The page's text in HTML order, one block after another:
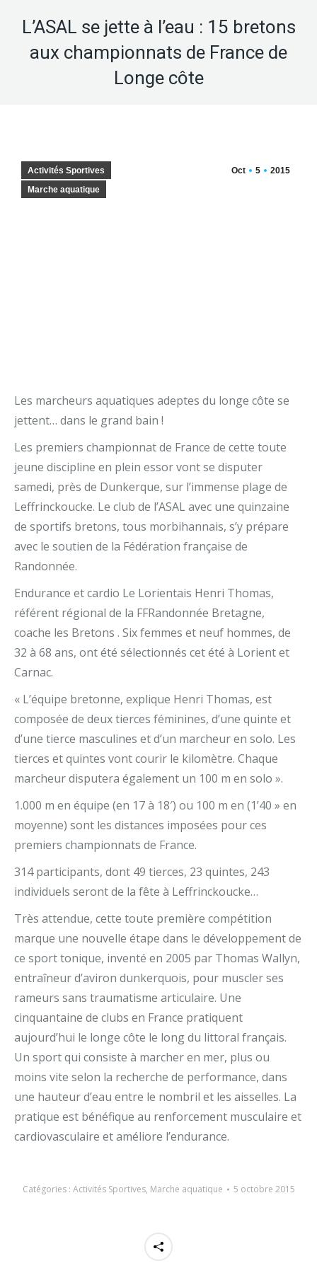
L’ASAL se jette à l’eau : 15 bretons
aux championnats de France de
Longe côte
Oct 5 2015
Activités Sportives
Marche aquatique
Les marcheurs aquatiques adeptes du longe côte se
jettent… dans le grand bain !
Les premiers championnat de France de cette toute
jeune discipline en plein essor vont se disputer
samedi, près de Dunkerque, sur l’immense plage de
Leffrinckoucke. Le club de l’ASAL avec une quinzaine
de sportifs bretons, tous morbihannais, s’y prépare
avec le soutien de la Fédération française de
Randonnée.
Endurance et cardio Le Lorientais Henri Thomas,
référent régional de la FFRandonnée Bretagne,
coache les Bretons . Six femmes et neuf hommes, de
32 à 68 ans, ont été sélectionnés cet été à Lorient et
Carnac.
« L’équipe bretonne, explique Henri Thomas, est
composée de deux tierces féminines, d’une quinte et
d’une tierce masculines et d’un marcheur en solo. Les
tierces et quintes vont courir le kilomètre. Chaque
marcheur disputera également un 100 m en solo ».
1.000 m en équipe (en 17 à 18′) ou 100 m en (1’40 » en
moyenne) sont les distances imposées pour ces
premiers championnats de France.
314 participants, dont 49 tierces, 23 quintes, 243
individuels seront de la fête à Leffrinckoucke…
Très attendue, cette toute première compétition
marque une nouvelle étape dans le développement de
ce sport tonique, inventé en 2005 par Thomas Wallyn,
entraîneur d’aviron dunkerquois, pour muscler ses
rameurs sans traumatisme articulaire. Une
cinquantaine de clubs en France pratiquent
aujourd’hui le longe côte le long du littoral français.
Un sport qui consiste à marcher en mer, plus ou
moins vite selon la recherche de performance, dans
une hauteur d’eau entre le nombril et les aisselles. La
pratique est bénéfique au renforcement musculaire et
cardiovasculaire et améliore l’endurance.
Catégories : Activités Sportives, Marche aquatique 5 octobre 2015